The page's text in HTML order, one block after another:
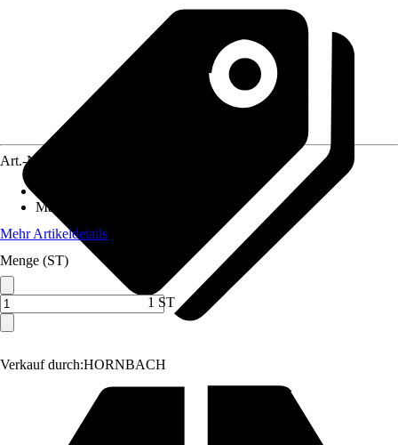
Verkauf durch:HORNBACH
Art.-Nr.
Material
Mehr Artikeldetails
Menge (ST)
1 ST